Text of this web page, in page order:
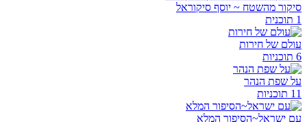
סיקור מהשטח ~ יוסף סיקוראל
1 תוכנית
עולם של חירות
6 תוכניות
על שפת הנהר
11 תוכניות
עם ישראל~הסיפור המלא